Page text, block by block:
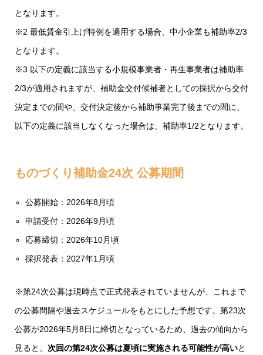
となります。
※2 最低賃金引上げ特例を適用する場合、中小企業も補助率2/3
となります。
※3 以下の定義に該当する小規模事業者・再生事業者は補助率
2/3が適用されますが、補助金交付候補者としての採択から交付
決定までの間や、交付決定後から補助事業完了後までの間に、
以下の定義に該当しなくなった場合は、補助率1/2となります。
ものづくり補助金24次 公募期間
公募開始：2026年8月頃
申請受付：2026年9月頃
応募締切：2026年10月頃
採択発表：2027年1月頃
※第24次公募は現時点で正式発表されていませんが、これまで
の公募間隔や過去スケジュールをもとにした予想です。第23次
公募が2026年5月8日に締切となっているため、過去の傾向から
見ると、 次回の第24次公募は夏頃に実施される可能性が高いと